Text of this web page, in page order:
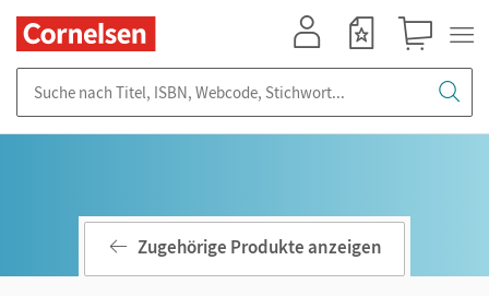
Zugehörige Produkte anzeigen